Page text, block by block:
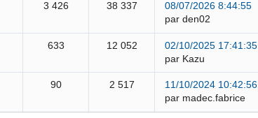
3 426 38 337
08/07/2026 8:44:55
par den02
633 12 052
02/10/2025 17:41:35
par Kazu
90 2 517
11/10/2024 10:42:56
par madec.fabrice